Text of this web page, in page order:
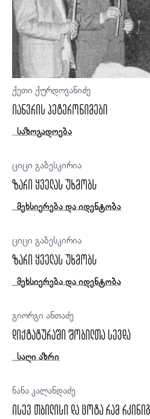
ქეთი ქურდოვანიძე
იანვრის ჰეტერონიმები
საზოგადოება
ციცი გაბესკირია
ზარი ყველას უხმობს
მეხსიერება და იდენტობა
ციცი გაბესკირია
ზარი ყველას უხმობს
მეხსიერება და იდენტობა
გიორგი ანთაძე
დიქტატურაში შობილთა სევდა
საღი აზრი
ნანა კალანდაძე
ისევ თბილისი და ცოტა რამ